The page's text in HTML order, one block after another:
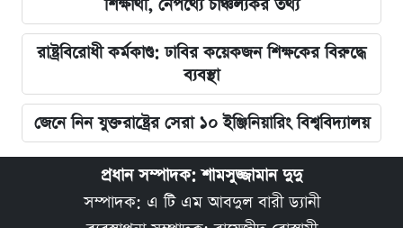
শিক্ষার্থী, নেপথ্যে চাঞ্চল্যকর তথ্য
রাষ্ট্রবিরোধী কর্মকাণ্ড: ঢাবির কয়েকজন শিক্ষকের বিরুদ্ধে
ব্যবস্থা
জেনে নিন যুক্তরাষ্ট্রের সেরা ১০ ইঞ্জিনিয়ারিং বিশ্ববিদ্যালয়
প্রধান সম্পাদক: শামসুজ্জামান দুদু
সম্পাদক: এ টি এম আবদুল বারী ড্যানী